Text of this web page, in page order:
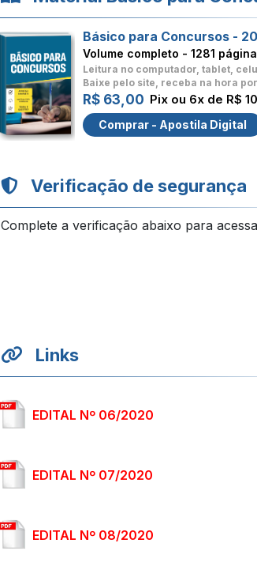
Básico para Concursos -
Volume completo - 1281
Leitura no computador, tablet,
Baixe pelo site, receba na hora
R$ 63,00 Pix ou 6x de R$
Comprar - Apostila Digital
Verificação de segurança
Complete a verificação abaixo para
Links
EDITAL Nº 06/2020
EDITAL Nº 07/2020
EDITAL Nº 08/2020